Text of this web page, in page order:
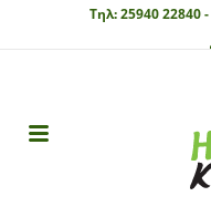
Τηλ:25940 22840 -